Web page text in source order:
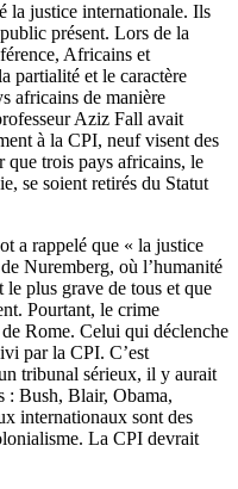
la justice internationale. Ils
présent. Lors de la
Africains et
partialité et le caractère
africains de manière
Aziz Fall avait
à la CPI, neuf visent des
que trois pays africains, le
se soient retirés du Statut
a rappelé que « la justice
Nuremberg, où l’humanité
le plus grave de tous et que
Pourtant, le crime
de Rome. Celui qui déclenche
par la CPI. C’est
tribunal sérieux, il y aurait
: Bush, Blair, Obama,
internationaux sont des
La CPI devrait